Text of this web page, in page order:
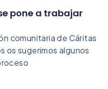
pone a trabajar
comunitaria de Cáritas
os sugerimos algunos